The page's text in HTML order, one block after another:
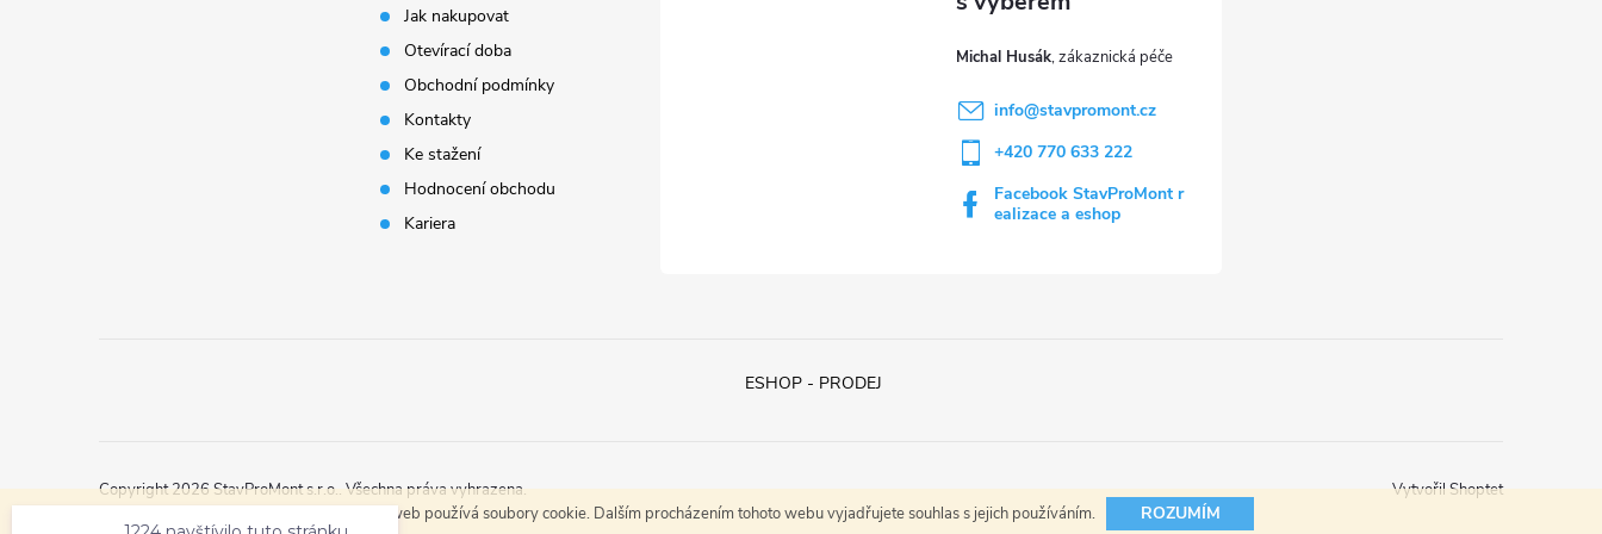
Tento web používá soubory cookie. Dalším procházením tohoto webu vyjadřujete souhlas s jejich používáním. ROZUMÍM
y
ý
Jak nakupovat
Otevírací doba
Obchodní podmínky
Kontakty
Ke stažení
Hodnocení obchodu
Kariera
Michal Husák
info@stavpromont.cz
+420 770 633 222
Facebook StavProMont r
ealizace a eshop
ESHOP - PRODEJ
Vytvořil Shoptet
Copyright 2026StavProMont s.r.o.. Všechna práva vyhrazena.
navštívilo tuto stránku